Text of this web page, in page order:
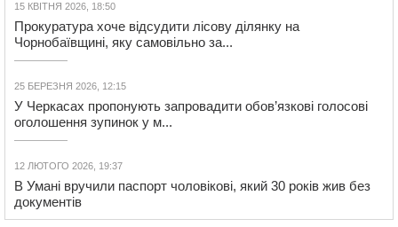
15 КВІТНЯ 2026, 18:50
Прокуратура хоче відсудити лісову ділянку на
Чорнобаївщині, яку самовільно за...
25 БЕРЕЗНЯ 2026, 12:15
У Черкасах пропонують запровадити обов’язкові голосові
оголошення зупинок у м...
12 ЛЮТОГО 2026, 19:37
В Умані вручили паспорт чоловікові, який 30 років жив без
документів